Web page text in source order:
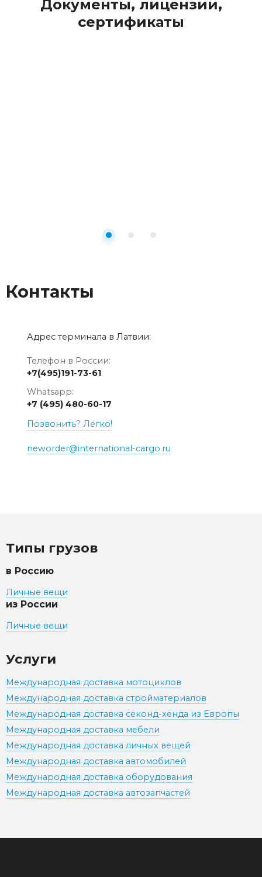
Документы, лицензии,
сертификаты
Контакты
Адрес терминала в Латвии:
Телефон в России:
+7(495)191-73-61
Whatsapp:
+7 (495) 480-60-17
Позвонить? Легко!
neworder@international-cargo.ru
Типы грузов
в Россию
Личные вещи
из России
Личные вещи
Услуги
Международная доставка мотоциклов
Международная доставка стройматериалов
Международная доставка секонд-хенда из Европы
Международная доставка мебели
Международная доставка личных вещей
Международная доставка автомобилей
Международная доставка оборудования
Международная доставка автозапчастей